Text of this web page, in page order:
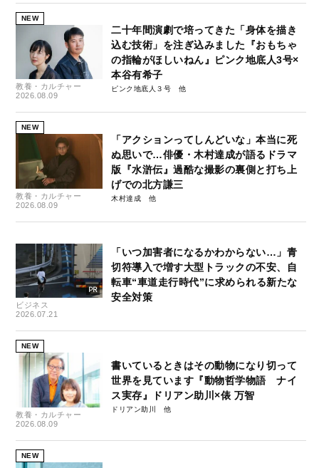
NEW
教養・カルチャー
2026.08.09
二十年間演劇で培ってきた「身体を描き
込む技術」を注ぎ込みました『おもちゃ
の指輪がほしいねん』ピンク地底人3号×
本谷有希子
ピンク地底人３号
NEW
教養・カルチャー
2026.08.09
「アクションってしんどいな」本当に死
ぬ思いで…俳優・木村達成が語るドラマ
版『水滸伝』過酷な撮影の裏側と打ち上
げでの北方謙三
木村達成
ビジネス
2026.07.21
「いつ加害者になるかわからない…」青
切符導入で増す大型トラックの不安、自
転車“車道走行時代”に求められる新たな
安全対策
NEW
教養・カルチャー
2026.08.09
書いているときはその動物になり切って
世界を見ています『動物哲学物語 ナイ
ス実存』ドリアン助川×俵 万智
ドリアン助川
NEW